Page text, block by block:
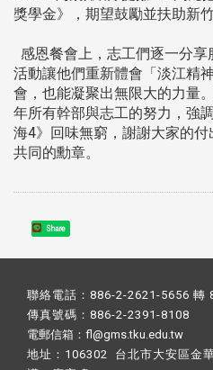
獎學金》，期望鼓勵並扶助新
感恩餐會上，志工們逐一分
活動讓他們重新體會「淡江精
會，也能凝聚出無限大的力量
年所有幹部與志工的努力，強
海4》回味無窮，謝謝大家的
共同的勳章。
Share
聯絡電話：886-2-2621-5656 轉
傳真號碼：886-2-2391-8108
電郵信箱：fl@gms.tku.edu.tw
地址：106302 台北市大安區金